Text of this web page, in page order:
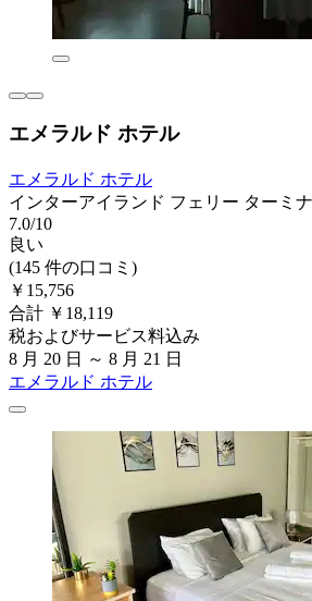
エメラルド ホテル
エメラルド ホテル
インターアイランド フェリー ターミ
7.0/10
良い
(145 件の口コミ)
￥15,756
合計 ￥18,119
税およびサービス料込み
8 月 20 日 ～ 8 月 21 日
エメラルド ホテル